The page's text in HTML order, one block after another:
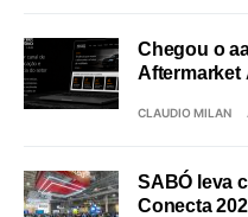
Chegou o
Aftermarket
CLAUDIO MILAN
SABÓ leva
Conecta